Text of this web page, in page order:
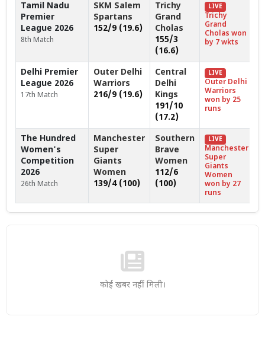
Tamil Nadu
Premier
League 2026
8th Match
SKM Salem
Spartans
152/9 (19.6)
Trichy
Grand
Cholas
155/3
(16.6)
LIVE
Trichy
Grand
Cholas won
by 7 wkts
Delhi Premier
League 2026
17th Match
Outer Delhi
Warriors
216/9 (19.6)
Central
Delhi
Kings
191/10
(17.2)
LIVE
Outer Delhi
Warriors
won by 25
runs
The Hundred
Women's
Competition
2026
26th Match
Manchester
Super
Giants
Women
139/4 (100)
Southern
Brave
Women
112/6
(100)
LIVE
Manchester
Super
Giants
Women
won by 27
runs
कोई खबर नहीं मिली।